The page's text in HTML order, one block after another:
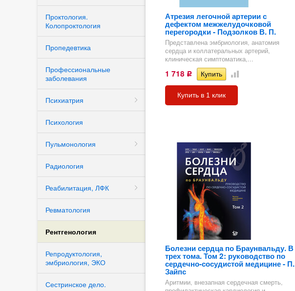
Проктология.
Колопроктология
Пропедевтика
Профессиональные
заболевания
Психиатрия
Психология
Пульмонология
Радиология
Реабилитация, ЛФК
Ревматология
Рентгенология
Репродуктология,
эмбриология, ЭКО
Сестринское дело.
Атрезия легочной артерии с
дефектом межжелудочковой
перегородки - Подзолков В. П.
Представлена эмбриология, анатомия
сердца и коллатеральных артерий,
клиническая симптоматика,...
1 718 Р
Купить в 1 клик
Болезни сердца по Браунвальду. В
трех тома. Том 2: руководство по
сердечно-сосудистой медицине - П.
Зайпс
Аритмии, внезапная сердечная смерть,